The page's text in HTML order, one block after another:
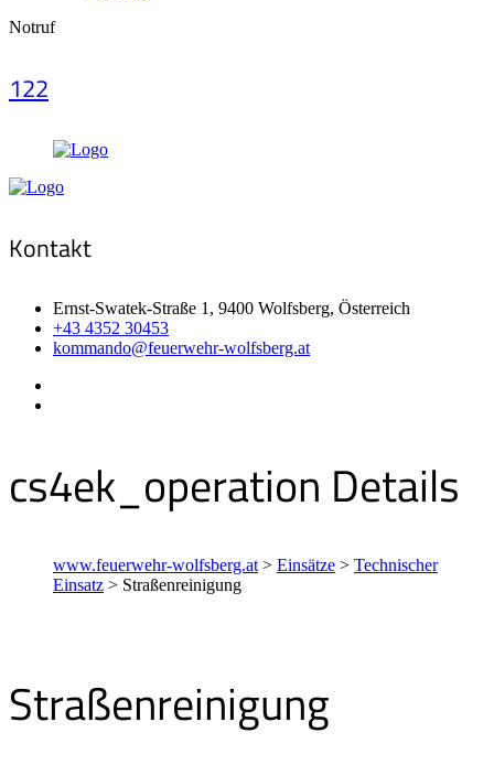
Notruf
122
Kontakt
Ernst-Swatek-Straße 1, 9400 Wolfsberg, Österreich
+43 4352 30453
kommando@feuerwehr-wolfsberg.at
cs4ek_operation Details
www.feuerwehr-wolfsberg.at > Einsätze > Technischer
Einsatz > Straßenreinigung
Straßenreinigung